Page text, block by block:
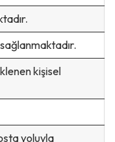
kişisel
yoluyla